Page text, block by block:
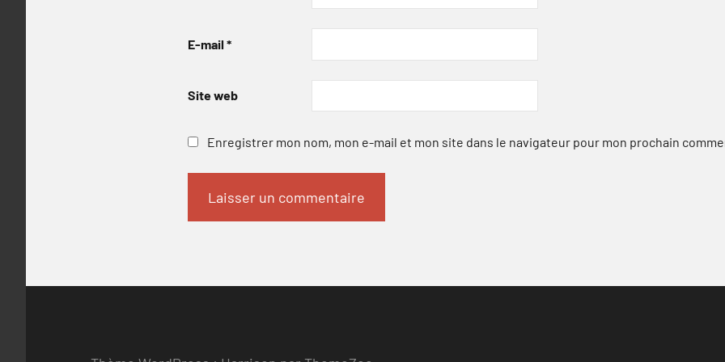
E-mail *
Site web
Enregistrer mon nom, mon e-mail et mon site dans le navigateur pour mon prochain